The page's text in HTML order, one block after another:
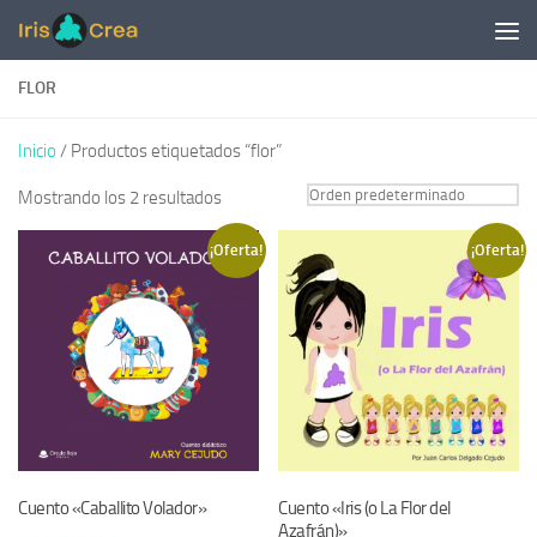
Saltar al contenido
FLOR
Inicio / Productos etiquetados “flor”
Mostrando los 2 resultados
¡Oferta!
Cuento «Caballito Volador»
¡Oferta!
Cuento «Iris (o La Flor del
Azafrán)»